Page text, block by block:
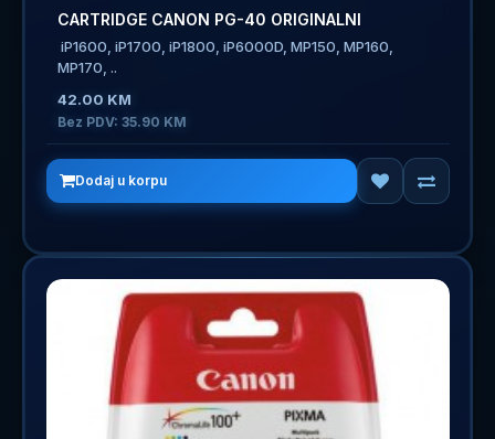
CARTRIDGE CANON PG-40 ORIGINALNI
iP1600, iP1700, iP1800, iP6000D, MP150, MP160,
MP170, ..
42.00 KM
Bez PDV: 35.90 KM
Dodaj u korpu